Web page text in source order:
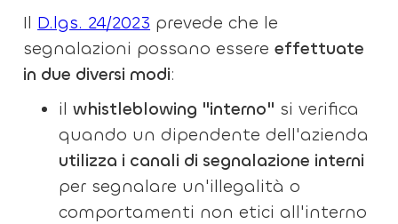
Il D.lgs. 24/2023 prevede che le
segnalazioni possano essereeffettuate
in due diversi modi:
ilwhistleblowing "interno" si verifica
quando un dipendente dell'azienda
utilizza i canali di segnalazione interni
per segnalare un'illegalità o
comportamenti non etici all'interno